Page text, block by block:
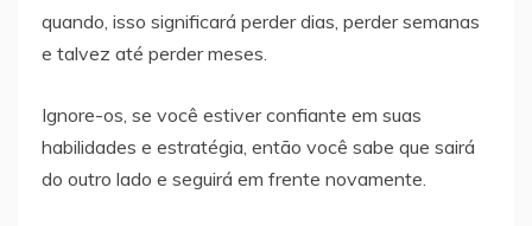
quando, isso significará perder dias, perder semanas
e talvez até perder meses.
Ignore-os, se você estiver confiante em suas
habilidades e estratégia, então você sabe que sairá
do outro lado e seguirá em frente novamente.